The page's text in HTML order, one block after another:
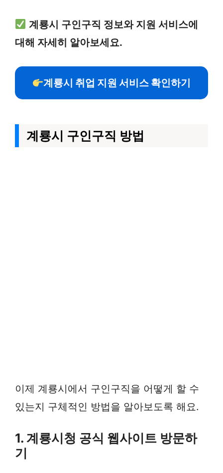
계룡시 구인구직 정보와 지원 서비스에
대해 자세히 알아보세요.
계룡시 취업 지원 서비스 확인하기
계룡시 구인구직 방법
이제 계룡시에서 구인구직을 어떻게 할 수
있는지 구체적인 방법을 알아보도록 해요.
1. 계룡시청 공식 웹사이트 방문하
기